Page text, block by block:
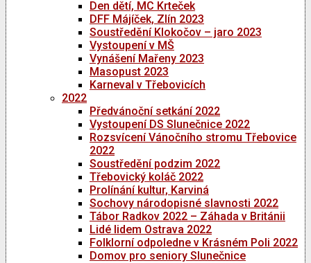
Den dětí, MC Krteček
DFF Májíček, Zlín 2023
Soustředění Klokočov – jaro 2023
Vystoupení v MŠ
Vynášení Mařeny 2023
Masopust 2023
Karneval v Třebovicích
2022
Předvánoční setkání 2022
Vystoupení DS Slunečnice 2022
Rozsvícení Vánočního stromu Třebovice
2022
Soustředění podzim 2022
Třebovický koláč 2022
Prolínání kultur, Karviná
Sochovy národopisné slavnosti 2022
Tábor Radkov 2022 – Záhada v Británii
Lidé lidem Ostrava 2022
Folklorní odpoledne v Krásném Poli 2022
Domov pro seniory Slunečnice